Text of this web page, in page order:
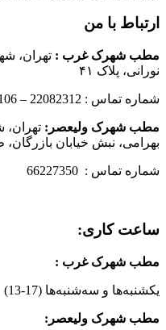
ارتباط با من
مطب شهرک غرب : تهران،
نورانی، پلاک ۴۱
شماره تماس : 22082312 – 22386106
مطب شهرک ولیعصر: تهران،
بهرامی، نبش خیابان
شماره تماس : 66227350
ساعت کاری:
مطب شهرک غرب :
یکشنبه‌ها و سه‌شنبه‌ها (17-13)
مطب شهرک ولیعصر: